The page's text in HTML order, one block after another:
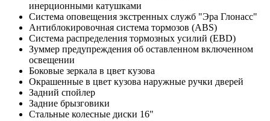
инерционными катушками
Система оповещения экстренных служб "Эра Глонасс"
Антиблокировочная система тормозов (ABS)
Система распределения тормозных усилий (EBD)
Зуммер предупреждения об оставленном включенном
освещении
Боковые зеркала в цвет кузова
Окрашенные в цвет кузова наружные ручки дверей
Задний спойлер
Задние брызговики
Стальные колесные диски 16"